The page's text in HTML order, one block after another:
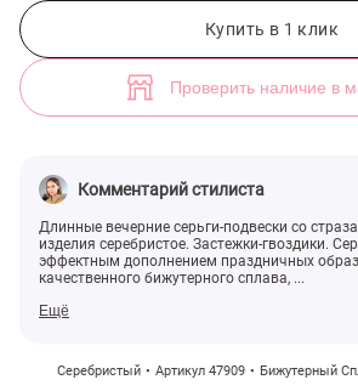
Купить в 1 клик
Проверить наличие в
Комментарий стилиста
Длинные вечерние серьги-подвески со
изделия серебристое. Застежки-гвоздики.
эффектным дополнением праздничных
качественного бижутерного сплава, ...
Ещё
Серебристый Артикул 47909 Бижутерный
Длинные серьги с двойной строчкой страз